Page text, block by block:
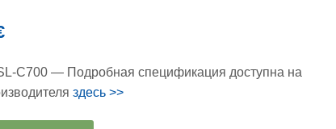
C700 — Подробная спецификация доступна на
здесь >>